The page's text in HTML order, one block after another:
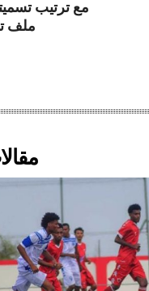
مع ترتيب
ملف